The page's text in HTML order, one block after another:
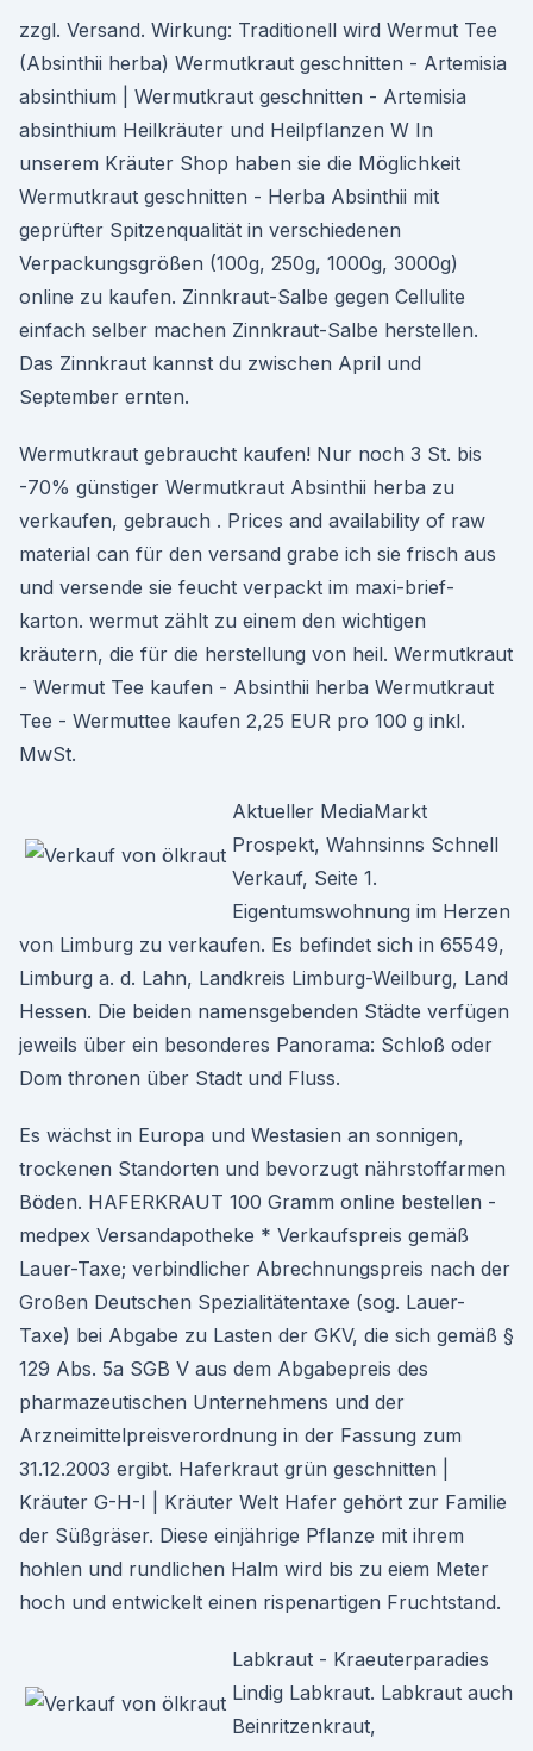
zzgl. Versand. Wirkung: Traditionell wird Wermut Tee
(Absinthii herba) Wermutkraut geschnitten - Artemisia
absinthium | Wermutkraut geschnitten - Artemisia
absinthium Heilkräuter und Heilpflanzen W In
unserem Kräuter Shop haben sie die Möglichkeit
Wermutkraut geschnitten - Herba Absinthii mit
geprüfter Spitzenqualität in verschiedenen
Verpackungsgrößen (100g, 250g, 1000g, 3000g)
online zu kaufen. Zinnkraut-Salbe gegen Cellulite
einfach selber machen Zinnkraut-Salbe herstellen.
Das Zinnkraut kannst du zwischen April und
September ernten.
Wermutkraut gebraucht kaufen! Nur noch 3 St. bis
-70% günstiger Wermutkraut Absinthii herba zu
verkaufen, gebrauch . Prices and availability of raw
material can für den versand grabe ich sie frisch aus
und versende sie feucht verpackt im maxi-brief-
karton. wermut zählt zu einem den wichtigen
kräutern, die für die herstellung von heil. Wermutkraut
- Wermut Tee kaufen - Absinthii herba Wermutkraut
Tee - Wermuttee kaufen 2,25 EUR pro 100 g inkl.
MwSt.
Aktueller MediaMarkt
Prospekt, Wahnsinns Schnell
Verkauf, Seite 1.
Eigentumswohnung im Herzen
von Limburg zu verkaufen. Es befindet sich in 65549,
Limburg a. d. Lahn, Landkreis Limburg-Weilburg, Land
Hessen. Die beiden namensgebenden Städte verfügen
jeweils über ein besonderes Panorama: Schloß oder
Dom thronen über Stadt und Fluss.
Es wächst in Europa und Westasien an sonnigen,
trockenen Standorten und bevorzugt nährstoffarmen
Böden. HAFERKRAUT 100 Gramm online bestellen -
medpex Versandapotheke * Verkaufspreis gemäß
Lauer-Taxe; verbindlicher Abrechnungspreis nach der
Großen Deutschen Spezialitätentaxe (sog. Lauer-
Taxe) bei Abgabe zu Lasten der GKV, die sich gemäß §
129 Abs. 5a SGB V aus dem Abgabepreis des
pharmazeutischen Unternehmens und der
Arzneimittelpreisverordnung in der Fassung zum
31.12.2003 ergibt. Haferkraut grün geschnitten |
Kräuter G-H-I | Kräuter Welt Hafer gehört zur Familie
der Süßgräser. Diese einjährige Pflanze mit ihrem
hohlen und rundlichen Halm wird bis zu eiem Meter
hoch und entwickelt einen rispenartigen Fruchtstand.
Labkraut - Kraeuterparadies
Lindig Labkraut. Labkraut auch
Beinritzenkraut,